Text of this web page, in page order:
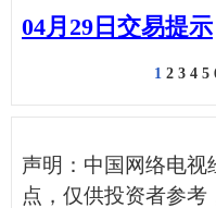
04月29日交易提示
1 2 3 4 5
声明：中国网络电
点，仅供投资者参